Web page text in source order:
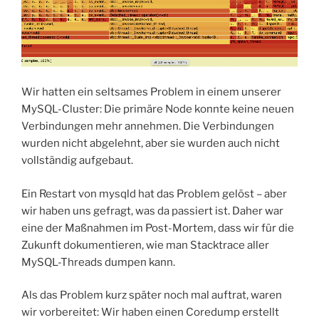
Wir hatten ein seltsames Problem in einem unserer
MySQL-Cluster: Die primäre Node konnte keine neuen
Verbindungen mehr annehmen. Die Verbindungen
wurden nicht abgelehnt, aber sie wurden auch nicht
vollständig aufgebaut.
Ein Restart von mysqld hat das Problem gelöst – aber
wir haben uns gefragt, was da passiert ist. Daher war
eine der Maßnahmen im Post-Mortem, dass wir für die
Zukunft dokumentieren, wie man Stacktrace aller
MySQL-Threads dumpen kann.
Als das Problem kurz später noch mal auftrat, waren
wir vorbereitet: Wir haben einen Coredump erstellt